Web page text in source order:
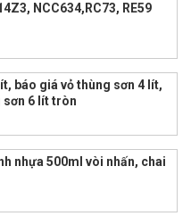
NCC634,RC73, RE59
báo giá vỏ thùng sơn 4 lít,
sơn 6 lít tròn
nhựa 500ml vòi nhấn, chai